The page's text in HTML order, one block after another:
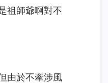
祖師爺啊對不
由於不牽涉風